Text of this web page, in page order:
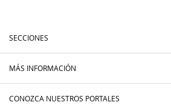
SECCIONES
MÁS INFORMACIÓN
CONOZCA NUESTROS PORTALES